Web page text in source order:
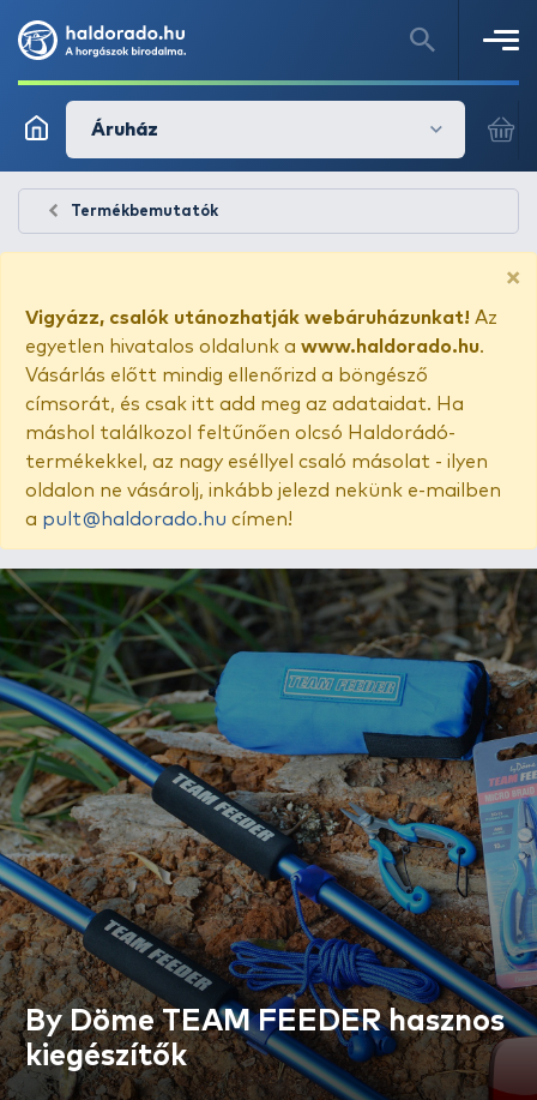
Áruház
Termékbemutatók
×
Vigyázz, csalók utánozhatják webáruházunkat! Az
egyetlen hivatalos oldalunk a www.haldorado.hu.
Vásárlás előtt mindig ellenőrizd a böngésző
címsorát, és csak itt add meg az adataidat. Ha
máshol találkozol feltűnően olcsó Haldorádó-
termékekkel, az nagy eséllyel csaló másolat - ilyen
oldalon ne vásárolj, inkább jelezd nekünk e-mailben
a pult@haldorado.hu címen!
By Döme TEAM FEEDER hasznos
kiegészítők